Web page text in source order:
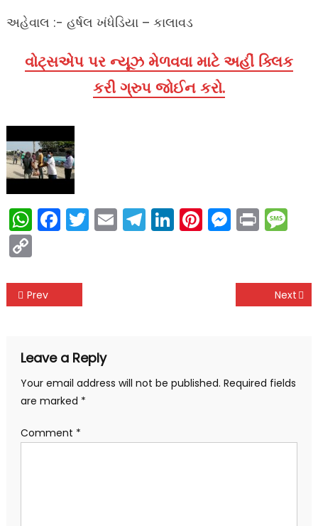
અહેવાલ :- હર્ષલ ખંધેડિયા – કાલાવડ
વોટ્સએપ પર ન્યૂઝ મેળવવા માટે અહીં ક્લિક
કરી ગ્રુપ જોઈન કરો.
WhatsApp
Facebook
Twitter
EmailTelegram
LinkedIn
Pinterest
Print
Copy
Post
Prev Next
Leave a Reply
Your email address will not be published. Required fields
are marked *
Comment *